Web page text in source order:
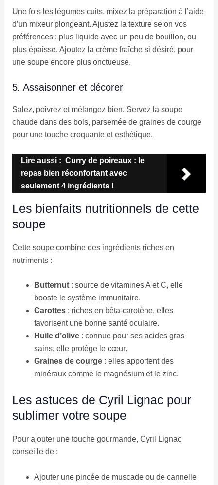
Une fois les légumes cuits, mixez la préparation à l’aide
d’un mixeur plongeant. Ajustez la texture selon vos
préférences : plus liquide avec un peu de bouillon, ou
plus épaisse. Ajoutez la crème fraîche si désiré, pour
une soupe encore plus onctueuse.
5. Assaisonner et décorer
Salez, poivrez et mélangez bien. Servez la soupe
chaude dans des bols, parsemée de graines de courge
pour une touche croquante et esthétique.
Lire aussi : Curry de poireaux : le
repas bien réconfortant avec
seulement 4 ingrédients !
Les bienfaits nutritionnels de cette
soupe
Cette soupe combine des ingrédients riches en
nutriments :
Butternut: source de vitamines A et C, elle
booste le système immunitaire.
Carottes: riches en bêta-carotène, elles
favorisent une bonne santé oculaire.
Huile d’olive: connue pour ses acides gras
sains, elle protège le cœur.
Graines de courge: elles apportent des
minéraux comme le magnésium et le zinc.
Les astuces de Cyril Lignac pour
sublimer votre soupe
Pour ajouter une touche gourmande, Cyril Lignac
conseille de :
Ajouter une pincée de muscade ou de cannelle